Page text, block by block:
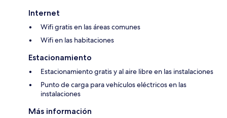
Internet
Wifi gratis en las áreas comunes
Wifi en las habitaciones
Estacionamiento
Estacionamiento gratis y al aire libre en las instalaciones
Punto de carga para vehículos eléctricos en las
instalaciones
Más información